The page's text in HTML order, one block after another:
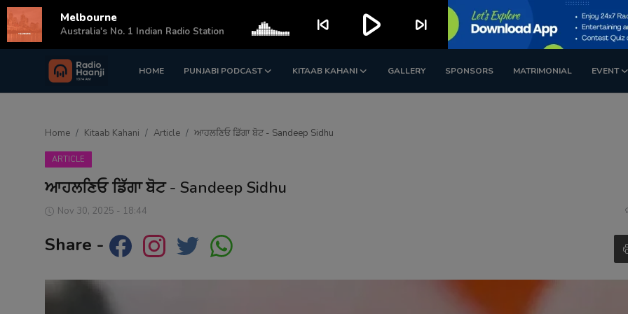
HOME PUNJABI PODCAST KITAAB KAHANI GALLERY SPONSORS MATRIMONIAL EVENT
Login Register
Punjabi Podcast
Kitaab Kahani
Sponsors
Home Kitaab Kahani Article ਆਹਲਣਿਓ ਡਿੱਗਾ ਬੋਟ - Sandeep Sidhu
ARTICLE
ਆਹਲਣਿਓ ਡਿੱਗਾ ਬੋਟ - Sandeep Sidhu
Nov 30, 2025 - 18:44
Share -
Melbourne
Australia's No. 1 Indian Radio Station skip_previous play_arrow skip_next